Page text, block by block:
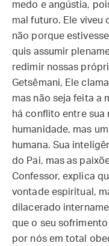
medo e angústia,
mal futuro. Ele viveu
não porque
quis assumir
redimir nossas
Getsêmani, Ele
mas não seja feita a
há conflito entre sua
humanidade, mas
humana. Sua
do Pai, mas as
Confessor, explica
vontade espiritual,
dilacerado
que o seu
por nós em total